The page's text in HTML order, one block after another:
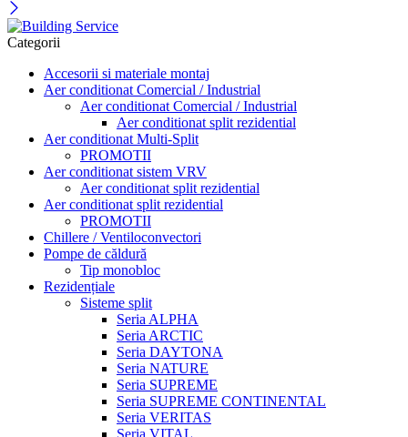
Categorii
Accesorii si materiale montaj
Aer conditionat Comercial / Industrial
Aer conditionat Comercial / Industrial
Aer conditionat split rezidential
Aer conditionat Multi-Split
PROMOTII
Aer conditionat sistem VRV
Aer conditionat split rezidential
Aer conditionat split rezidential
PROMOTII
Chillere / Ventiloconvectori
Pompe de căldură
Tip monobloc
Rezidențiale
Sisteme split
Seria ALPHA
Seria ARCTIC
Seria DAYTONA
Seria NATURE
Seria SUPREME
Seria SUPREME CONTINENTAL
Seria VERITAS
Seria VITAL